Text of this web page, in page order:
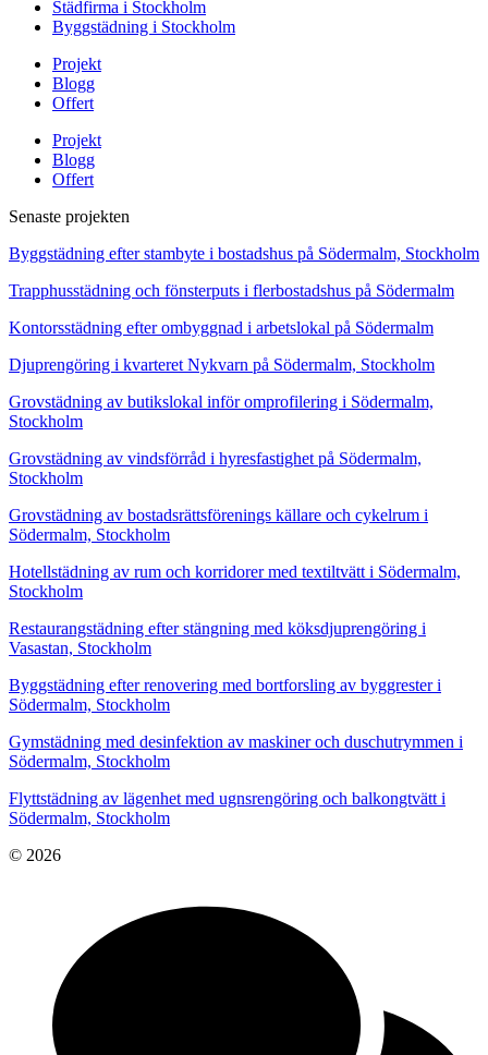
Städfirma i Stockholm
Byggstädning i Stockholm
Projekt
Blogg
Offert
Projekt
Blogg
Offert
Senaste projekten
Byggstädning efter stambyte i bostadshus på Södermalm, Stockholm
Trapphusstädning och fönsterputs i flerbostadshus på Södermalm
Kontorsstädning efter ombyggnad i arbetslokal på Södermalm
Djuprengöring i kvarteret Nykvarn på Södermalm, Stockholm
Grovstädning av butikslokal inför omprofilering i Södermalm,
Stockholm
Grovstädning av vindsförråd i hyresfastighet på Södermalm,
Stockholm
Grovstädning av bostadsrättsförenings källare och cykelrum i
Södermalm, Stockholm
Hotellstädning av rum och korridorer med textiltvätt i Södermalm,
Stockholm
Restaurangstädning efter stängning med köksdjuprengöring i
Vasastan, Stockholm
Byggstädning efter renovering med bortforsling av byggrester i
Södermalm, Stockholm
Gymstädning med desinfektion av maskiner och duschutrymmen i
Södermalm, Stockholm
Flyttstädning av lägenhet med ugnsrengöring och balkongtvätt i
Södermalm, Stockholm
© 2026